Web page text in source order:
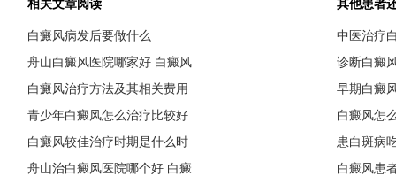
相关文章阅读
白癜风病发后要做什么
舟山白癜风医院哪家好 白癜风
白癜风治疗方法及其相关费用
青少年白癜风怎么治疗比较好
白癜风较佳治疗时期是什么时
舟山治白癜风医院哪个好 白癜
其他患者
中医治疗
诊断白癜
早期白癜
白癜风怎
患白斑病
白癜风患